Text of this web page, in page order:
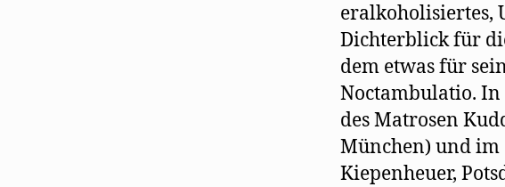
eralkoholisiertes,
Dichterblick für
dem etwas für
Noctambulatio. In
des Matrosen
München) und im
Kiepenheuer,